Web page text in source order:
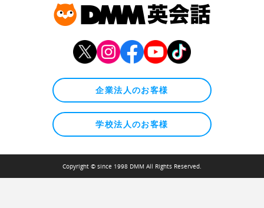
企業法人のお客様
学校法人のお客様
Copyright © since 1998 DMM All Rights Reserved.